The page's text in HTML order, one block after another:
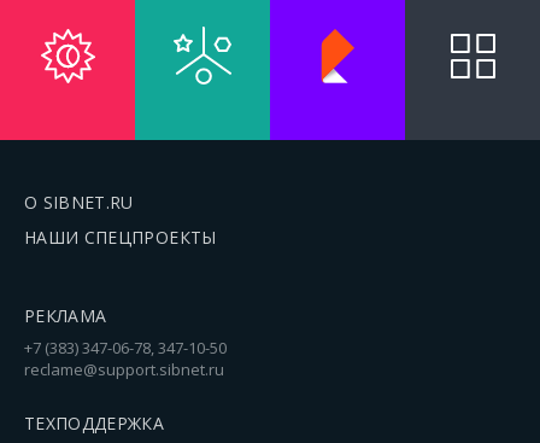
О SIBNET.RU
НАШИ СПЕЦПРОЕКТЫ
РЕКЛАМА
+7 (383) 347-06-78, 347-10-50
reclame@support.sibnet.ru
ТЕХПОДДЕРЖКА